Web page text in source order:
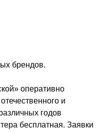
брендов.
оперативно
и
годов
бесплатная. Заявки